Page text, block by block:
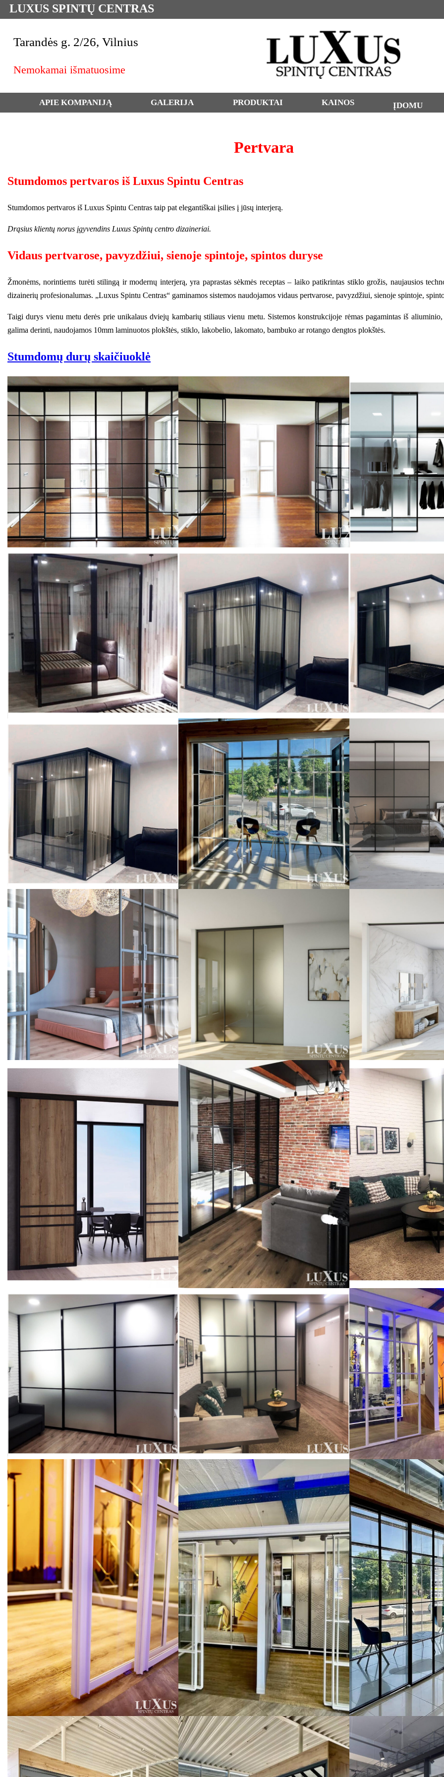
LUXUS SPINTŲ CENTRAS
Tarandės g. 2/26, Vilnius
Nemokamai išmatuosime
APIE KOMPANIJĄ GALERIJA PRODUKTAI KAINOS ĮDOMU
Pertvara
Stumdomos pertvaros iš Luxus Spintu Centras
Stumdomos pertvaros iš Luxus Spintu Centras taip pat elegantiškai įsilies į jūsų interjerą.
Drąsius klientų norus įgyvendins Luxus Spintų centro dizaineriai.
Vidaus pertvarose, pavyzdžiui, sienoje spintoje, spintos duryse
Žmonėms, norintiems turėti stilingą ir modernų interjerą, yra paprastas sėkmės receptas – laiko patikrintas stiklo grožis, naujausios
dizainerių profesionalumas. „Luxus Spintu Centras“ gaminamos sistemos naudojamos vidaus pertvarose, pavyzdžiui, sienoje spintoje,
Taigi durys vienu metu derės prie unikalaus dviejų kambarių stiliaus vienu metu. Sistemos konstrukcijoje rėmas pagamintas iš
galima derinti, naudojamos 10mm laminuotos plokštės, stiklo, lakobelio, lakomato, bambuko ar rotango dengtos plokštės.
Stumdomų durų skaičiuoklė